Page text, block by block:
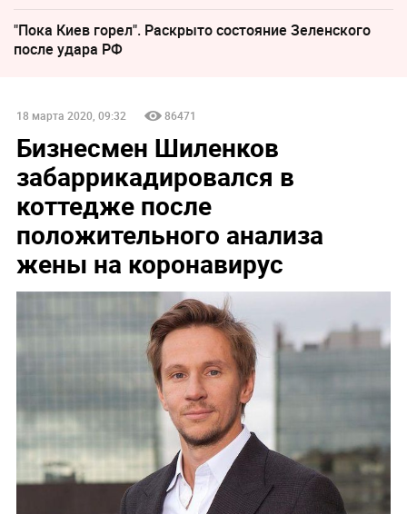
"Пока Киев горел". Раскрыто состояние Зеленского
после удара РФ
18 марта 2020, 09:32 86471
Бизнесмен Шиленков
забаррикадировался в
коттедже после
положительного анализа
жены на коронавирус